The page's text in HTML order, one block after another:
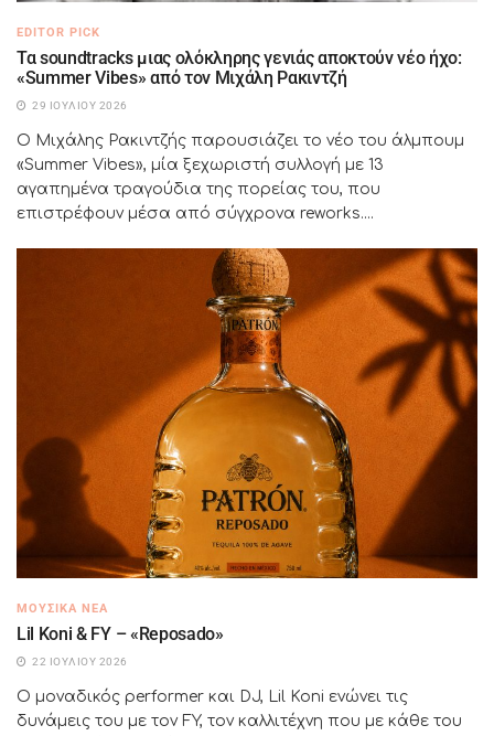
EDITOR PICK
Τα soundtracks μιας ολόκληρης γενιάς αποκτούν νέο ήχο:
«Summer Vibes» από τον Μιχάλη Ρακιντζή
29 ΙΟΥΛΊΟΥ 2026
Ο Μιχάλης Ρακιντζής παρουσιάζει το νέο του άλμπουμ
«Summer Vibes», μία ξεχωριστή συλλογή με 13
αγαπημένα τραγούδια της πορείας του, που
επιστρέφουν μέσα από σύγχρονα reworks....
ΜΟΥΣΙΚΆ ΝΈΑ
Lil Koni & FY – «Reposado»
22 ΙΟΥΛΊΟΥ 2026
Ο μοναδικός performer και DJ, Lil Koni ενώνει τις
δυνάμεις του με τον FY, τον καλλιτέχνη που με κάθε του